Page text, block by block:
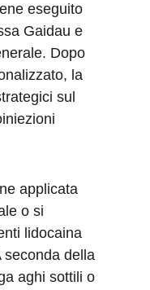
eseguito
Gaidau e
Dopo
la
sul
applicata
o si
lidocaina
seconda della
aghi sottili o